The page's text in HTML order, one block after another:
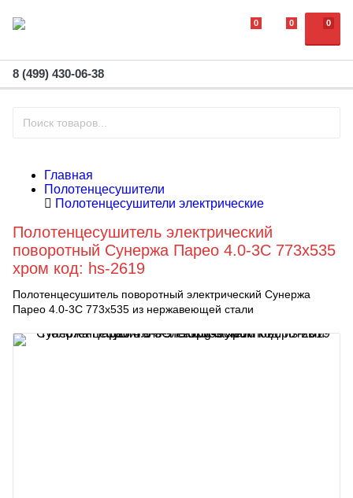
0
0 0
8 (499) 430-06-38
Главная
Полотенцесушители
Полотенцесушители электрические
Полотенцесушитель электрический
поворотный Сунержа Парео 4.0-3С 773х535
хром код: hs-2619
​Полотенцесушитель поворотный электрический Сунержа
Парео 4.0-3С 773х535 из нержавеющей стали